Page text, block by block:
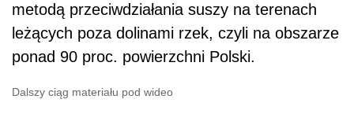
metodą przeciwdziałania suszy na terenach
leżących poza dolinami rzek, czyli na obszarze
ponad 90 proc. powierzchni Polski.
Dalszy ciąg materiału pod wideo